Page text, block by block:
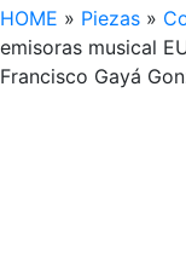
HOME » Piezas »
emisoras musical
Francisco Gayá